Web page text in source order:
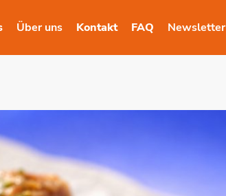
Über uns Kontakt FAQ Newsletter